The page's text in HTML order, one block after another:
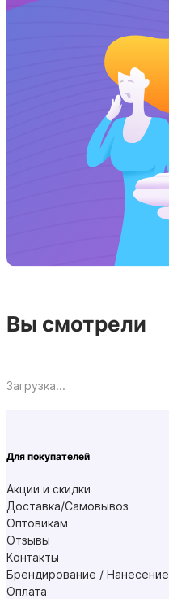
Вы смотрели
Загрузка...
Для покупателей
Акции и скидки
Доставка/Самовывоз
Оптовикам
Отзывы
Контакты
Брендирование / Нанесение
Оплата